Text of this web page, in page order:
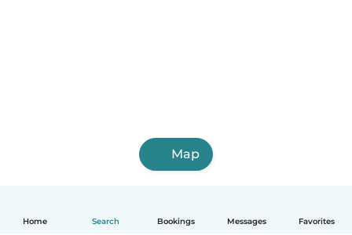
Home Search Bookings Messages Favorites
Map